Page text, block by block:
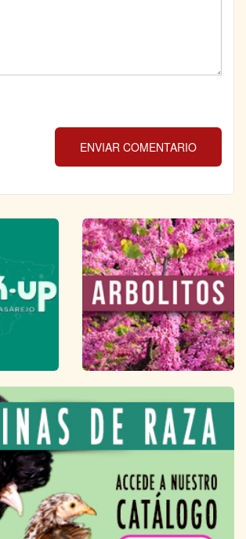
ENVIAR COMENTARIO